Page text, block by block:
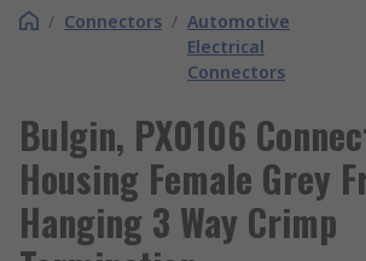
/ Connectors / Automotive
Electrical
Connectors
Bulgin, PX0106
Housing Female Grey
Hanging 3 Way Crimp